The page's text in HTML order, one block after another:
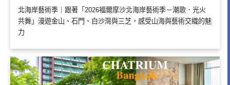
北海岸藝術季｜跟著「2026福爾摩沙北海岸藝術季－潮歌．光火
共舞」漫遊金山、石門、白沙灣與三芝，感受山海與藝術交織的魅
力